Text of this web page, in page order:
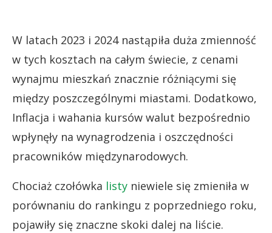
W latach 2023 i 2024 nastąpiła duża zmienność
w tych kosztach na całym świecie, z cenami
wynajmu mieszkań znacznie różniącymi się
między poszczególnymi miastami. Dodatkowo,
Inflacja i wahania kursów walut bezpośrednio
wpłynęły na wynagrodzenia i oszczędności
pracowników międzynarodowych.
Chociaż czołówka listy niewiele się zmieniła w
porównaniu do rankingu z poprzedniego roku,
pojawiły się znaczne skoki dalej na liście.